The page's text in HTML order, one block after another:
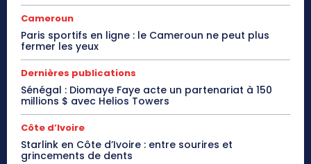
Cameroun
Paris sportifs en ligne : le Cameroun ne peut plus
fermer les yeux
Dernières publications
Sénégal : Diomaye Faye acte un partenariat à 150
millions $ avec Helios Towers
Côte d’Ivoire
Starlink en Côte d’Ivoire : entre sourires et
grincements de dents